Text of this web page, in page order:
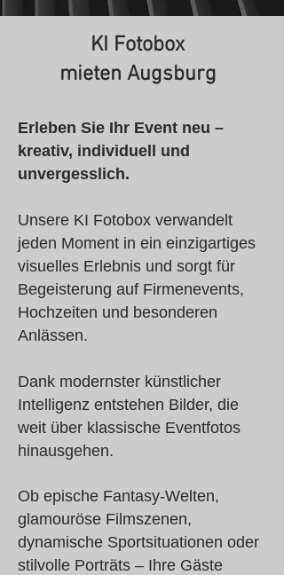
KI Fotobox
mieten Augsburg
Erleben Sie Ihr Event neu –
kreativ, individuell und
unvergesslich.
Unsere KI Fotobox verwandelt
jeden Moment in ein einzigartiges
visuelles Erlebnis und sorgt für
Begeisterung auf Firmenevents,
Hochzeiten und besonderen
Anlässen.
Dank modernster künstlicher
Intelligenz entstehen Bilder, die
weit über klassische Eventfotos
hinausgehen.
Ob epische Fantasy-Welten,
glamouröse Filmszenen,
dynamische Sportsituationen oder
stilvolle Porträts – Ihre Gäste